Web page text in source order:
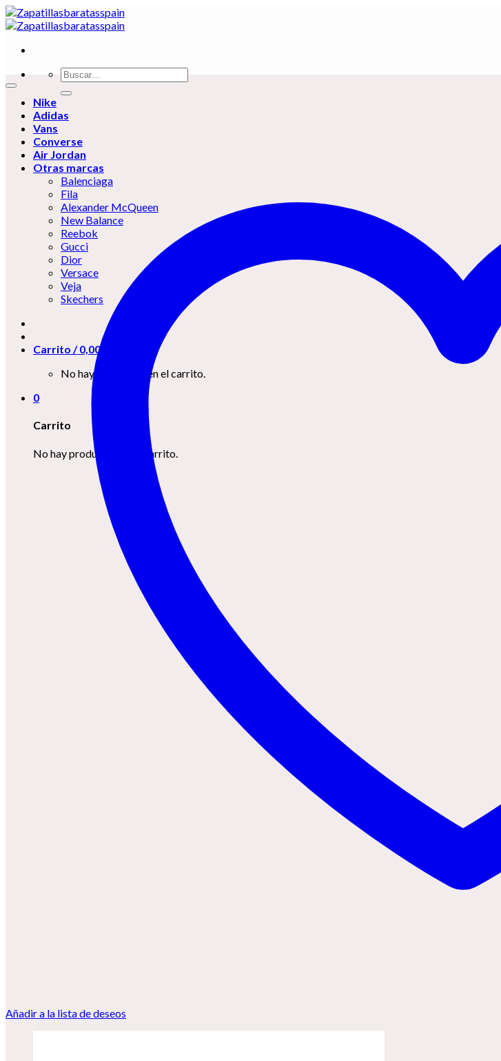
Skip
to
Buscar
por:
Nike
Adidas
Vans
Converse
Air Jordan
Otras marcas
Balenciaga
Fila
Alexander McQueen
New Balance
Reebok
Gucci
Dior
Versace
Veja
Skechers
Carrito /0,00
No hay productos en el carrito.
0
Carrito
No hay productos en el carrito.
Añadir a la lista de deseos